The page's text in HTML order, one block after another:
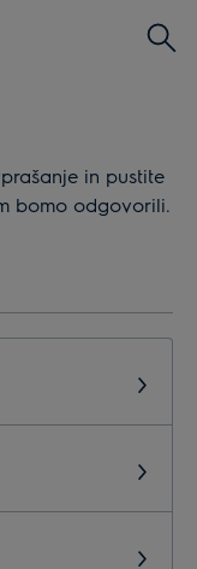
Išči
in pustite
bomo odgovorili.